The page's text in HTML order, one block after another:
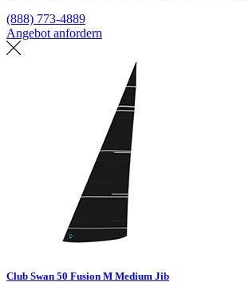
(888) 773-4889
Angebot anfordern
Club Swan 50 Fusion M Medium Jib